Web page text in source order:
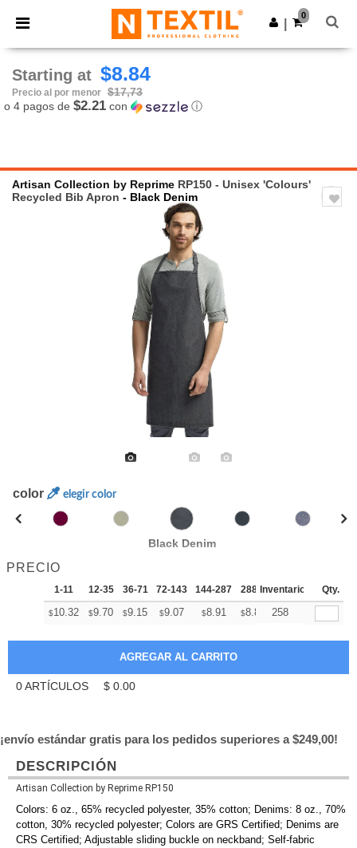
× App de Ntextil
¡Mejores precios en app!
Descargar app
0
Starting at $8.84
Precio al por menor $17,73
o 4 pagos de $2.21 con ⓘ
Artisan Collection by Reprime RP150 - Unisex 'Colours'
Recycled Bib Apron - Black Denim
color elegir color
Black Denim
PRECIO
1-11 12-35 36-71 72-143 144-287 288 + Más
Inventario Qty.
$10.32 $9.70 $9.15 $9.07 $8.91 $8.84 +
258
0ARTÍCULOS $ 0.00
¡envío estándar gratis para los pedidos superiores a $249,00!
DESCRIPCIÓN
Artisan Collection by Reprime RP150
Colors: 6 oz., 65% recycled polyester, 35% cotton; Denims: 8 oz., 70%
cotton, 30% recycled polyester; Colors are GRS Certified; Denims are
CRS Certified; Adjustable sliding buckle on neckband; Self-fabric